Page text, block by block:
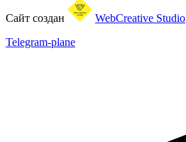
Сайт создан
WebCreative Studio
Telegram-plane